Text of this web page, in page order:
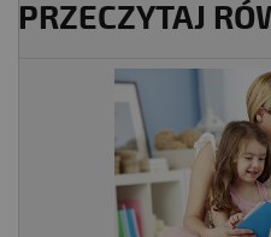
PRZECZYTAJ